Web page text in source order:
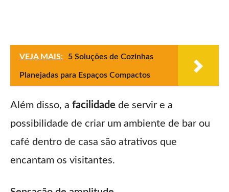
VEJA MAIS: 5 Soluções de Cozinhas
Planejadas para Espaços Compactos
Além disso, a facilidade de servir e a
possibilidade de criar um ambiente de bar ou
café dentro de casa são atrativos que
encantam os visitantes.